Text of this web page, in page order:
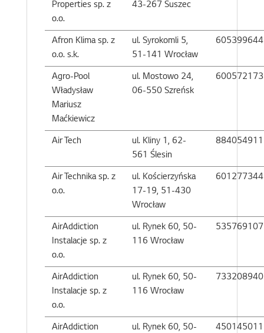
Properties sp. z
o.o.
43-267 Suszec
Afron Klima sp. z
o.o. s.k.
ul. Syrokomli 5,
51-141 Wrocław
605399644
Agro-Pool
Władysław
Mariusz
Maćkiewicz
ul. Mostowo 24,
06-550 Szreńsk
600572173
Air Tech
ul. Kliny 1, 62-
561 Ślesin
884054911
Air Technika sp. z
o.o.
ul. Kościerzyńska
17-19, 51-430
Wrocław
601277344
AirAddiction
Instalacje sp. z
o.o.
ul. Rynek 60, 50-
116 Wrocław
535769107
AirAddiction
Instalacje sp. z
o.o.
ul. Rynek 60, 50-
116 Wrocław
733208940
AirAddiction
ul. Rynek 60, 50-
450145011